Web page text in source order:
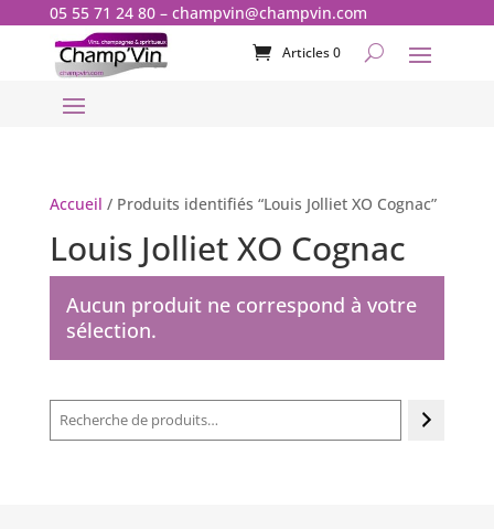
05 55 71 24 80– champvin@champvin.com
Articles 0
Accueil / Produits identifiés “Louis Jolliet XO Cognac”
Louis Jolliet XO Cognac
Aucun produit ne correspond à votre
sélection.
Recherche